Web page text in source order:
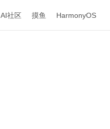
AI社区 摸鱼 HarmonyOS